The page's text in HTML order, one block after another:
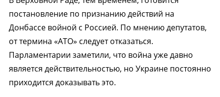
постановление по признанию действий на
Донбассе войной с Россией. По мнению депутатов,
от термина «АТО» следует отказаться.
Парламентарии заметили, что война уже давно
является действительностью, но Украине постоянно
приходится доказывать это.